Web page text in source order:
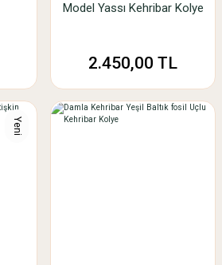
Model Yassı Kehribar Kolye
2.450,00 TL
Yeni